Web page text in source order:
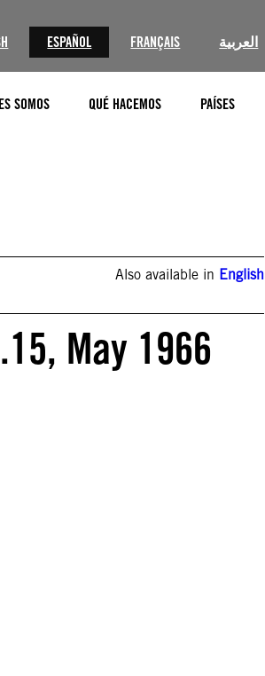
ESPAÑOL FRANÇAIS العربية
SOMOS QUÉ HACEMOS PAÍSES
Also available in English
May 1966